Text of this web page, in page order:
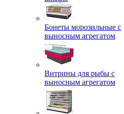
Бонеты морозильные с
выносным агрегатом
Витрины для рыбы с
выносным агрегатом